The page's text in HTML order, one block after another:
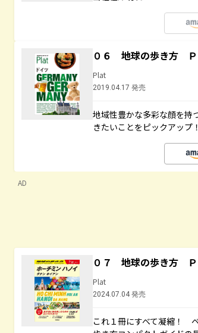
０６ 地球の歩き方
Plat
2019.04.17 発売
地域性豊かな多彩な顔を持
きたいことをピックアップ！
AD
０７ 地球の歩き方
Plat
2024.07.04 発売
これ１冊にすべて凝縮！